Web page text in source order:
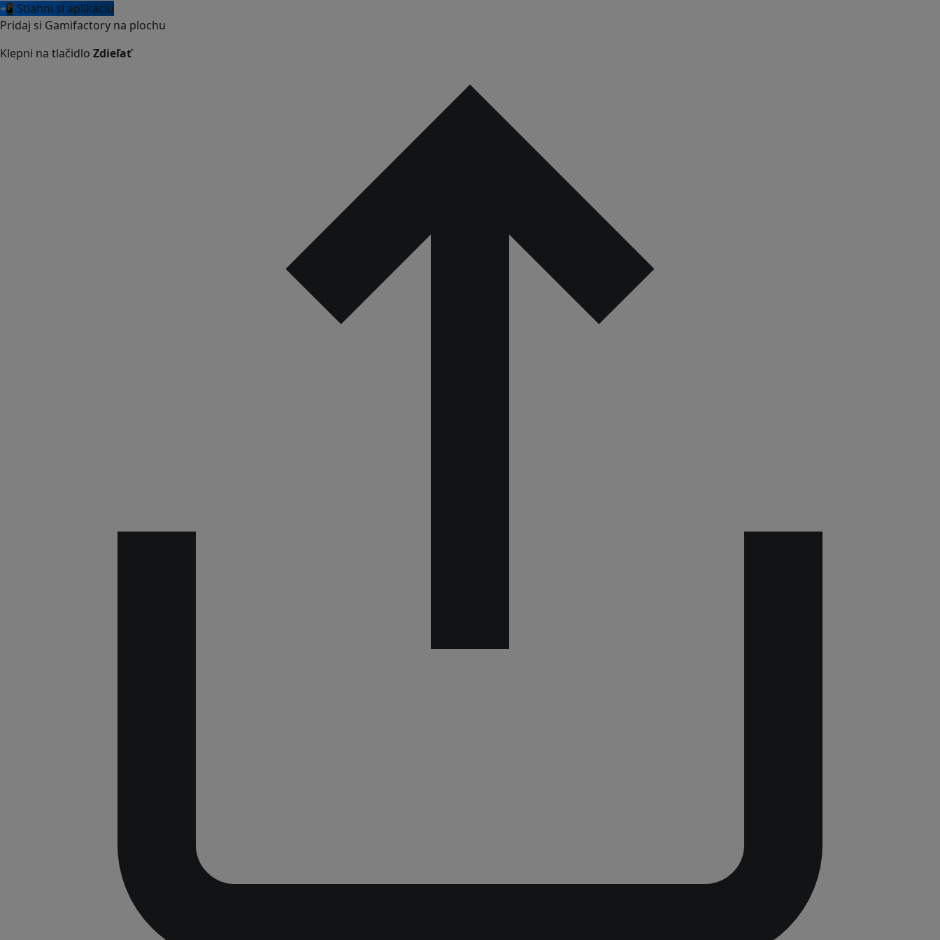
📲 Stiahni si aplikáciu
Pridaj si Gamifactory na plochu
Klepni na tlačidlo Zdieľať